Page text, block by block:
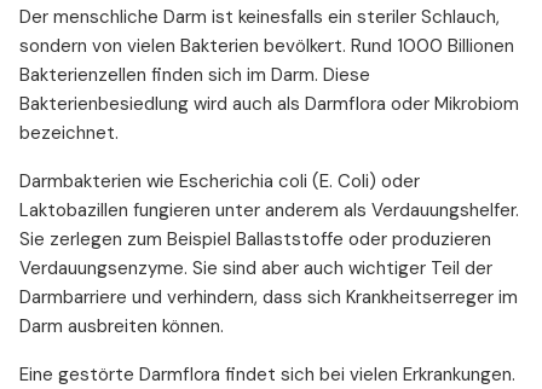
Der menschliche Darm ist keinesfalls ein steriler Schlauch,
sondern von vielen Bakterien bevölkert. Rund 1000 Billionen
Bakterienzellen finden sich im Darm. Diese
Bakterienbesiedlung wird auch als Darmflora oder Mikrobiom
bezeichnet.
Darmbakterien wie Escherichia coli (E. Coli) oder
Laktobazillen fungieren unter anderem als Verdauungshelfer.
Sie zerlegen zum Beispiel Ballaststoffe oder produzieren
Verdauungsenzyme. Sie sind aber auch wichtiger Teil der
Darmbarriere und verhindern, dass sich Krankheitserreger im
Darm ausbreiten können.
Eine gestörte Darmflora findet sich bei vielen Erkrankungen.